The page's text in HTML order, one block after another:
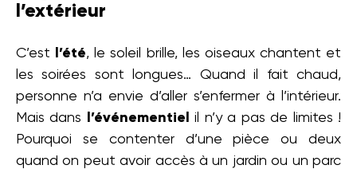
l’extérieur
C’est l’été, le soleil brille, les oiseaux chantent et
les soirées sont longues… Quand il fait chaud,
personne n’a envie d’aller s’enfermer à l’intérieur.
Mais dans
l’événementiel
il n’y a pas de limites !
Pourquoi se contenter d’une pièce ou deux
quand on peut avoir accès à un jardin ou un parc